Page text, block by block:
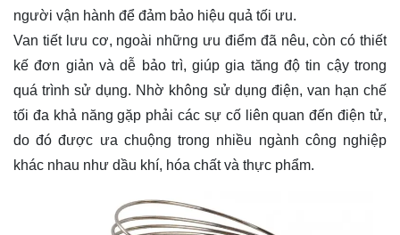
người vận hành để đảm bảo hiệu quả tối ưu.
Van tiết lưu cơ, ngoài những ưu điểm đã nêu, còn có thiết
kế đơn giản và dễ bảo trì, giúp gia tăng độ tin cậy trong
quá trình sử dụng. Nhờ không sử dụng điện, van hạn chế
tối đa khả năng gặp phải các sự cố liên quan đến điện tử,
do đó được ưa chuộng trong nhiều ngành công nghiệp
khác nhau như dầu khí, hóa chất và thực phẩm.